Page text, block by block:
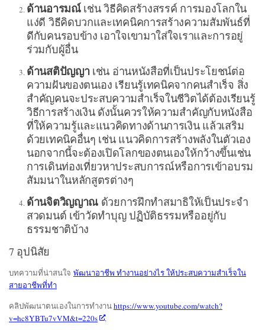
ด้านอารมณ์ เช่น วิธีคิดสร้างสรรค์ การมองโลกใน
แง่ดี วิธีคิดบวกและเทคนิคการสร้างความสัมพันธ์ที่
ดีกับคนรอบข้าง เอาใจเขามาใส่ใจเราและการอยู่
ร่วมกับผู้อื่น
ด้านสติปัญญา เช่น อ่านหนังสือที่เป็นประโยชน์ต่อ
ความฝันของตนเอง เรียนรู้เทคนิคจากคนสำเร็จ สิ่ง
สำคัญคนจะประสบความสำเร็จในชีวิตได้ต้องเรียนรู้
วิธีการสร้างเงิน ดังนั้นควรให้ความสำคัญกับหนังสือ
ที่ให้ความรู้และแนวคิดทางด้านการเงิน แล้วเสริม
ด้วยเทคนิคอื่นๆ เช่น แนวคิดการสร้างพลังในตัวเอง
นอกจากนี้จะต้องเปิดโลกของตนเองให้กว้างขึ้นเช่น
การเดินท่องเที่ยวหาประสบการณ์หรือการเข้าอบรม
สัมมนาในหลักสูตรต่างๆ
ด้านจิตวิญญาณ ด้วยการฝึกทำสมาธิให้เป็นประจำ
สวดมนต์ เข้าวัดทำบุญ ปฏิบัติธรรมหรืออยู่กับ
ธรรมชาติบ้าง
7 อุปนิสัย
บทความที่น่าสนใจ พัฒนาอาชีพ ทำงานอย่างไร ให้ประสบความสำเร็จใน
สายอาชีพที่ทำ
คลิปพัฒนาตนเองในการทำงานhttps://www.youtube.com/watch?
v=hc8YBTu7vVM&t=220s